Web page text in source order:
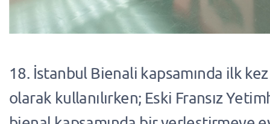
18. İstanbul Bienali kapsamında ilk
olarak kullanılırken; Eski Fransız